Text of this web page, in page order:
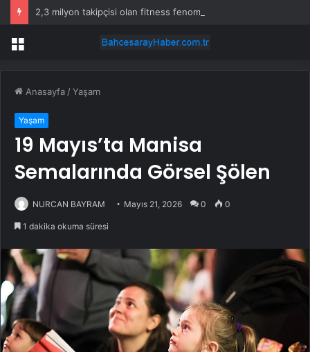
Menü
Anasayfa /Yaşam
Yaşam
19 Mayıs’ta Manisa
Semalarında Görsel Şölen
NURCAN BAYRAM Mayıs 21, 2026 0 0
1 dakika okuma süresi